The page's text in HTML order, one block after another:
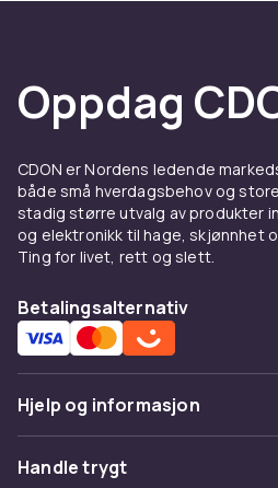
Oppdag
CDON er Nordens ledende
både små hverdagsbehov og
stadig større utvalg av produkter
og elektronikk til hage, skjønnhet
Ting for livet, rett og slett.
Betalingsalternativ
Hjelp og informasjon
Vanlige spørsmål
Handle trygt